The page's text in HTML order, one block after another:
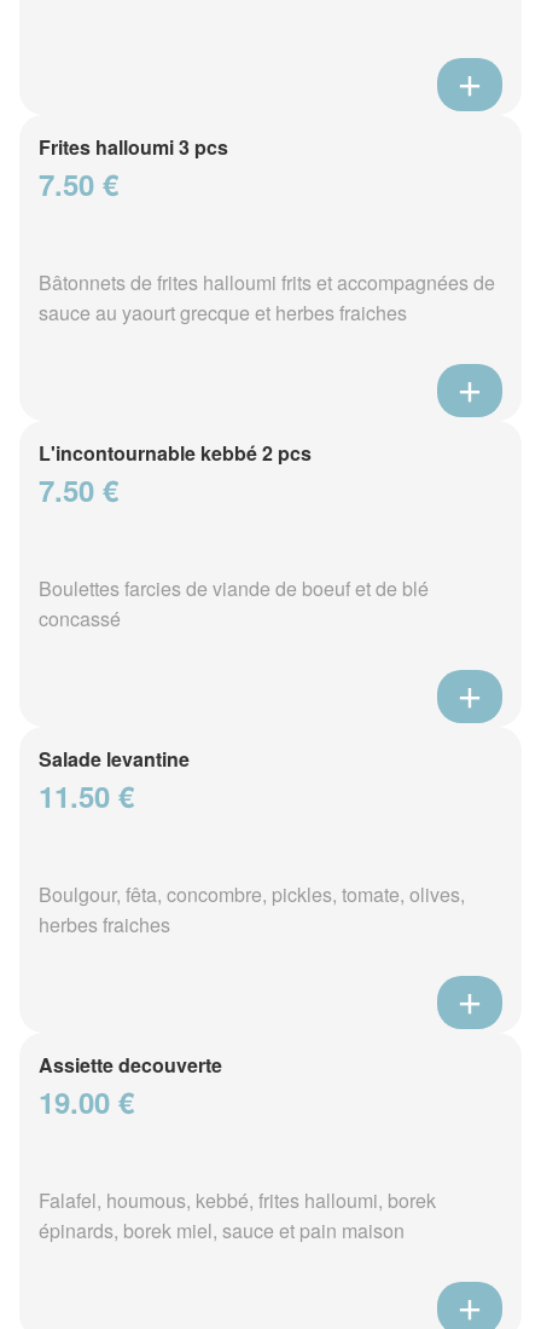
Frites halloumi 3 pcs
7.50 €
Bâtonnets de frites halloumi frits et accompagnées de
sauce au yaourt grecque et herbes fraiches
L'incontournable kebbé 2 pcs
7.50 €
Boulettes farcies de viande de boeuf et de blé
concassé
Salade levantine
11.50 €
Boulgour, fêta, concombre, pickles, tomate, olives,
herbes fraiches
Assiette decouverte
19.00 €
Falafel, houmous, kebbé, frites halloumi, borek
épinards, borek miel, sauce et pain maison